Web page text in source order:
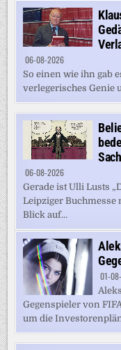
06-08-2026
So einen wie ihn gab
verlegerisches Genie
06-08-2026
Gerade ist Ulli Lusts
Leipziger
Blick auf...
01-
Gegenspieler von
um die